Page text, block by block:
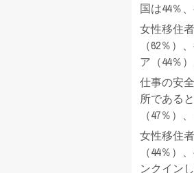
国は44％
女性移住
（62％）
ア（44％
仕事の安
所である
（47％）
女性移住
（44％）
ンクイン